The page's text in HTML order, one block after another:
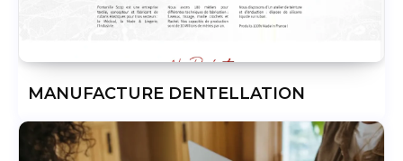
MANUFACTURE DENTELLATION